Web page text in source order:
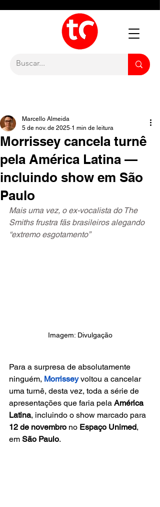
Morrissey cancela turnê
pela América Latina —
incluindo show em São
Paulo
Marcello Almeida
5 de nov. de 2025 1 min de leitura
Mais uma vez, o ex-vocalista do The
Smiths frustra fãs brasileiros alegando
“extremo esgotamento”
Imagem: Divulgação
Para a surpresa de absolutamente
ninguém, Morrissey voltou a cancelar
uma turnê, desta vez, toda a série de
apresentações que faria pela América
Latina, incluindo o show marcado para
12 de novembro no Espaço Unimed,
em São Paulo.